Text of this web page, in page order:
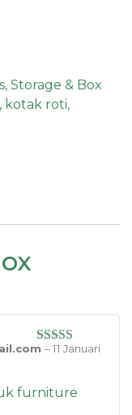
, Storage & Box
, kotak roti,
Dinilai5dari
–11 Januari
furniture